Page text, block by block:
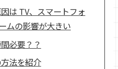
は TV、スマートフォ
ムの影響が大きい
必要？？
法を紹介